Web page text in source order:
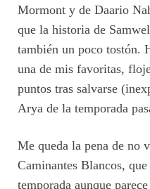
Mormont y de Daario
que la historia de
también un poco tostón.
una de mis favoritas,
puntos tras salvarse
Arya de la temporada
Me queda la pena de no
Caminantes Blancos,
temporada aunque